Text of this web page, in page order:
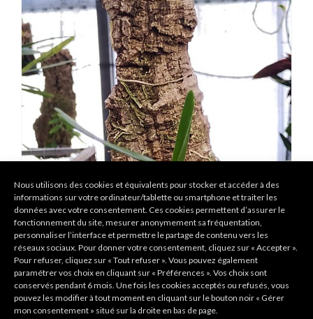
Nous utilisons des cookies et équivalents pour stocker et accéder à des
informations sur votre ordinateur/tablette ou smartphone et traiter les
données avec votre consentement. Ces cookies permettent d’assurer le
fonctionnement du site, mesurer anonymement sa fréquentation,
personnaliser l’interface et permettre le partage de contenu vers les
réseaux sociaux. Pour donner votre consentement, cliquez sur « Accepter ».
Pour refuser, cliquez sur « Tout refuser ». Vous pouvez également
paramétrer vos choix en cliquant sur « Préférences ». Vos choix sont
conservés pendant 6 mois. Une fois les cookies acceptés ou refusés, vous
pouvez les modifier à tout moment en cliquant sur le bouton noir « Gérer
mon consentement » situé sur la droite en bas de page.